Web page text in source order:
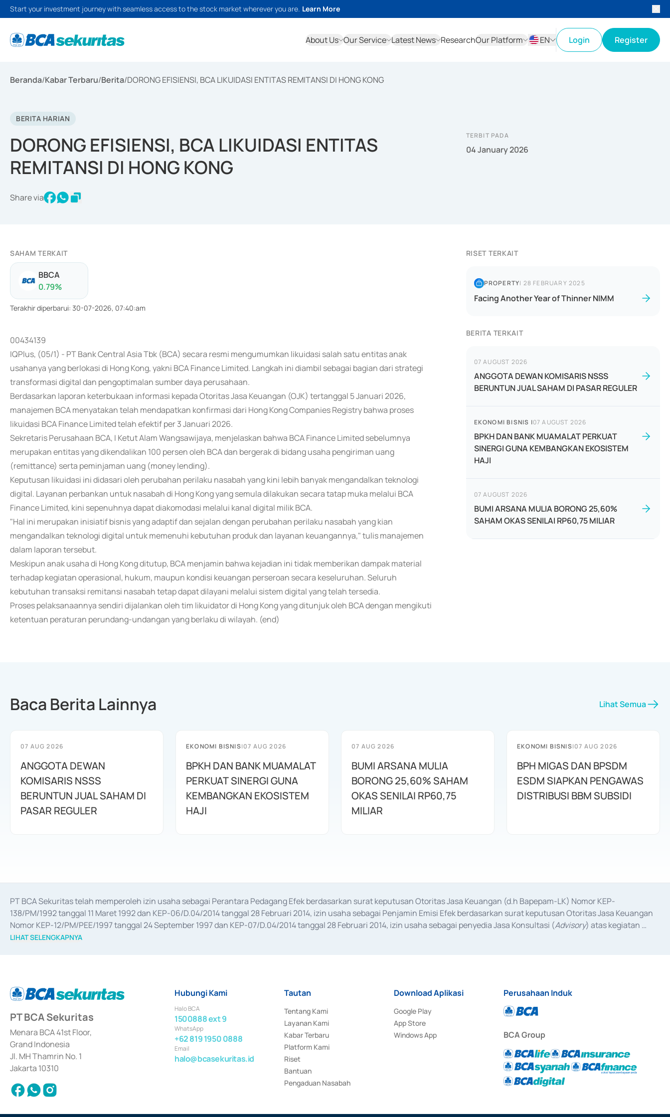
Start your investment journey with seamless access to the stock market wherever you are. Learn More
About Us Our Service Latest News ResearchOur Platform
EN
Login Register
Beranda/Kabar Terbaru/Berita/DORONG EFISIENSI, BCA LIKUIDASI ENTITAS REMITANSI DI HONG KONG
BERITA HARIAN
DORONG EFISIENSI, BCA LIKUIDASI ENTITAS
REMITANSI DI HONG KONG
Share via
TERBIT PADA
04 January 2026
SAHAM TERKAIT
BBCA
0.79%
Terakhir diperbarui: 30-07-2026, 07:40:am
00434139
IQPlus, (05/1) - PT Bank Central Asia Tbk (BCA) secara resmi mengumumkan likuidasi salah satu entitas anak
usahanya yang berlokasi di Hong Kong, yakni BCA Finance Limited. Langkah ini diambil sebagai bagian dari strategi
transformasi digital dan pengoptimalan sumber daya perusahaan.
Berdasarkan laporan keterbukaan informasi kepada Otoritas Jasa Keuangan (OJK) tertanggal 5 Januari 2026,
manajemen BCA menyatakan telah mendapatkan konfirmasi dari Hong Kong Companies Registry bahwa proses
likuidasi BCA Finance Limited telah efektif per 3 Januari 2026.
Sekretaris Perusahaan BCA, I Ketut Alam Wangsawijaya, menjelaskan bahwa BCA Finance Limited sebelumnya
merupakan entitas yang dikendalikan 100 persen oleh BCA dan bergerak di bidang usaha pengiriman uang
(remittance) serta peminjaman uang (money lending).
Keputusan likuidasi ini didasari oleh perubahan perilaku nasabah yang kini lebih banyak mengandalkan teknologi
digital. Layanan perbankan untuk nasabah di Hong Kong yang semula dilakukan secara tatap muka melalui BCA
Finance Limited, kini sepenuhnya dapat diakomodasi melalui kanal digital milik BCA.
"Hal ini merupakan inisiatif bisnis yang adaptif dan sejalan dengan perubahan perilaku nasabah yang kian
mengandalkan teknologi digital untuk memenuhi kebutuhan produk dan layanan keuangannya," tulis manajemen
dalam laporan tersebut.
Meskipun anak usaha di Hong Kong ditutup, BCA menjamin bahwa kejadian ini tidak memberikan dampak material
terhadap kegiatan operasional, hukum, maupun kondisi keuangan perseroan secara keseluruhan. Seluruh
kebutuhan transaksi remitansi nasabah tetap dapat dilayani melalui sistem digital yang telah tersedia.
Proses pelaksanaannya sendiri dijalankan oleh tim likuidator di Hong Kong yang ditunjuk oleh BCA dengan mengikuti
ketentuan peraturan perundang-undangan yang berlaku di wilayah. (end)
RISET TERKAIT
PROPERTY| 28 FEBRUARY 2025
Facing Another Year of Thinner NIMM
BERITA TERKAIT
07 AUGUST 2026
ANGGOTA DEWAN KOMISARIS NSSS
BERUNTUN JUAL SAHAM DI PASAR REGULER
EKONOMI BISNIS |07 AUGUST 2026
BPKH DAN BANK MUAMALAT PERKUAT
SINERGI GUNA KEMBANGKAN EKOSISTEM
HAJI
07 AUGUST 2026
BUMI ARSANA MULIA BORONG 25,60%
SAHAM OKAS SENILAI RP60,75 MILIAR
Baca Berita Lainnya Lihat Semua
07 AUG 2026
ANGGOTA DEWAN
KOMISARIS NSSS
BERUNTUN JUAL SAHAM DI
PASAR REGULER
EKONOMI BISNIS|07 AUG 2026
BPKH DAN BANK MUAMALAT
PERKUAT SINERGI GUNA
KEMBANGKAN EKOSISTEM
HAJI
07 AUG 2026
BUMI ARSANA MULIA
BORONG 25,60% SAHAM
OKAS SENILAI RP60,75
MILIAR
EKONOMI BISNIS|07 AUG 2026
BPH MIGAS DAN BPSDM
ESDM SIAPKAN PENGAWAS
DISTRIBUSI BBM SUBSIDI
PT BCA Sekuritas telah memperoleh izin usaha sebagai Perantara Pedagang Efek berdasarkan surat keputusan Otoritas Jasa Keuangan (d.h Bapepam-LK) Nomor KEP-
138/PM/1992 tanggal 11 Maret 1992 dan KEP-06/D.04/2014 tanggal 28 Februari 2014, izin usaha sebagai Penjamin Emisi Efek berdasarkan surat keputusan Otoritas Jasa Keuangan
Nomor KEP-12/PM/PEE/1997 tanggal 24 September 1997 dan KEP-07/D.04/2014 tanggal 28 Februari 2014, izin usaha sebagai penyedia Jasa Konsultasi (Advisory) atas kegiatan
merger, akuisisi, divestasi, dan
LIHAT SELENGKAPNYA
PT BCA Sekuritas
Menara BCA 41st Floor,
Grand Indonesia
Jl. MH Thamrin No. 1
Jakarta 10310
Hubungi Kami
Halo BCA
1500888 ext 9
WhatsApp
+62 819 1950 0888
Email
halo@bcasekuritas.id
Tautan
Tentang Kami
Layanan Kami
Kabar Terbaru
Platform Kami
Riset
Bantuan
Pengaduan Nasabah
Download Aplikasi
Google Play
App Store
Windows App
Perusahaan Induk
BCA Group